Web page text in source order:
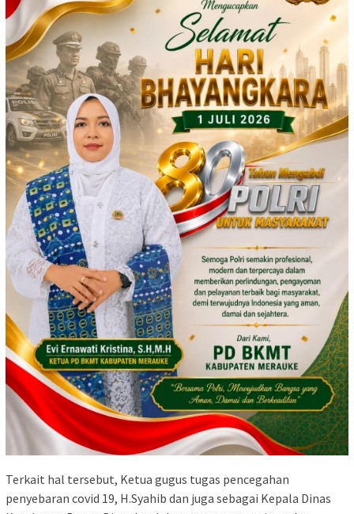
Terkait hal tersebut, Ketua gugus tugas pencegahan
penyebaran covid 19, H.Syahib dan juga sebagai Kepala Dinas